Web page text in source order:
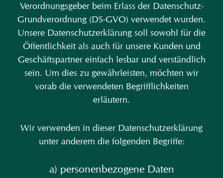
Verordnungsgeber beim Erlass der Datenschutz-
Grundverordnung (DS-GVO) verwendet wurden.
Unsere Datenschutzerklärung soll sowohl für die
Öffentlichkeit als auch für unsere Kunden und
Geschäftspartner einfach lesbar und verständlich
sein. Um dies zu gewährleisten, möchten wir
vorab die verwendeten Begrifflichkeiten
erläutern.
Wir verwenden in dieser Datenschutzerklärung
unter anderem die folgenden Begriffe:
a) personenbezogene Daten